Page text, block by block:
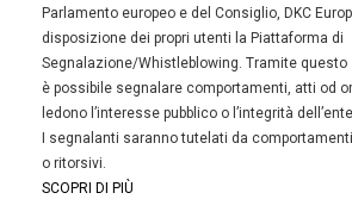
Parlamento europeo e del Consiglio, DKC
disposizione dei propri utenti la Piattaforma di
Segnalazione/Whistleblowing. Tramite questo
è possibile segnalare comportamenti, atti od
ledono l’interesse pubblico o l’integrità
I segnalanti saranno tutelati da
o ritorsivi.
SCOPRI DI PIÙ